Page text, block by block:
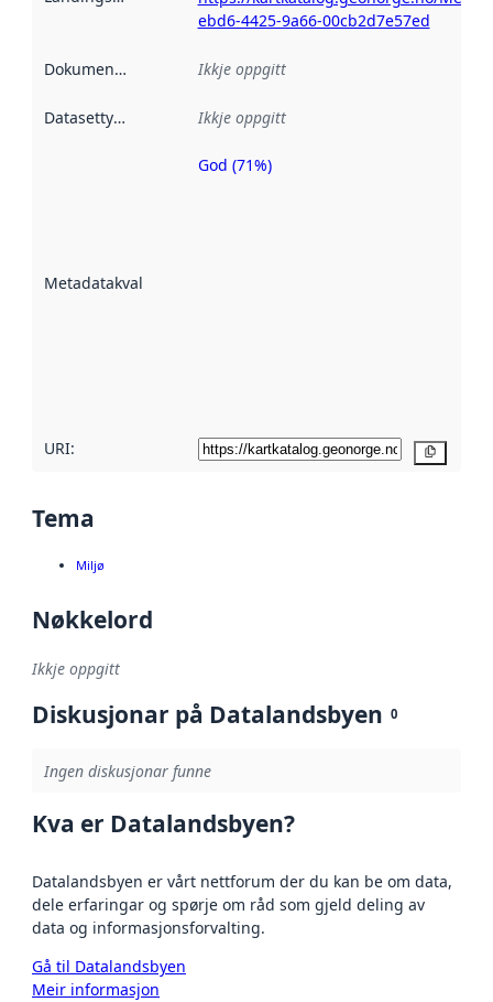
ebd6-4425-9a66-00cb2d7e57ed
Dokumentasjon Ikkje oppgitt
Datasettype Ikkje oppgitt
Metadatakvalitet
Metadatakvalitet
God (71%)
URI:
Tema
Miljø
Nøkkelord
Ikkje oppgitt
Diskusjonar på Datalandsbyen 0
Ingen diskusjonar funne
Kva er Datalandsbyen?
Datalandsbyen er vårt nettforum der du kan be om data,
dele erfaringar og spørje om råd som gjeld deling av
data og informasjonsforvalting.
Gå til Datalandsbyen
Meir informasjon